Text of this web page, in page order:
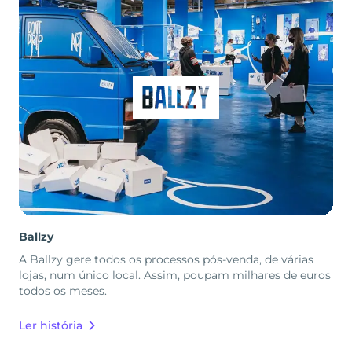
Ballzy
A Ballzy gere todos os processos pós-venda, de várias
lojas, num único local. Assim, poupam milhares de euros
todos os meses.
Ler história